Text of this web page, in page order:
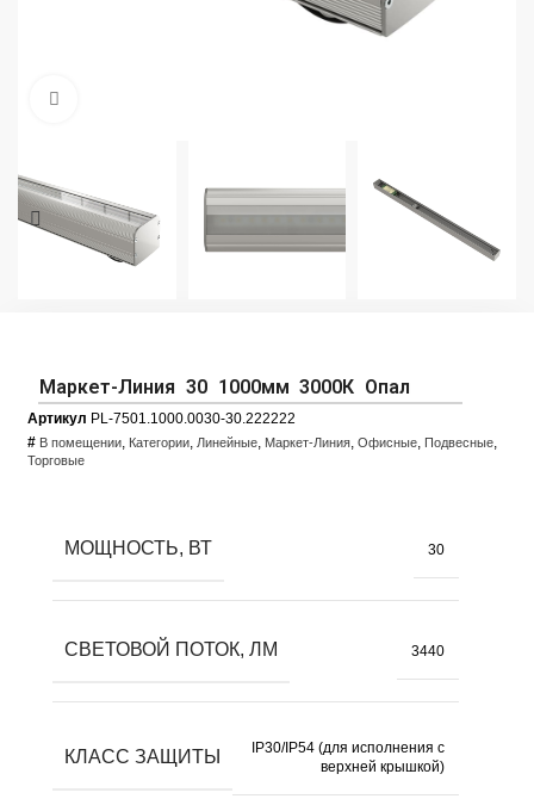
Маркет-Линия 30 1000мм 3000К Опал
Артикул PL-7501.1000.0030-30.222222
# В помещении, Категории, Линейные, Маркет-Линия, Офисные, Подвесные,
Торговые
МОЩНОСТЬ, ВТ 30
СВЕТОВОЙ ПОТОК, ЛМ 3440
КЛАСС ЗАЩИТЫ
IP30/IP54 (для исполнения с
верхней крышкой)